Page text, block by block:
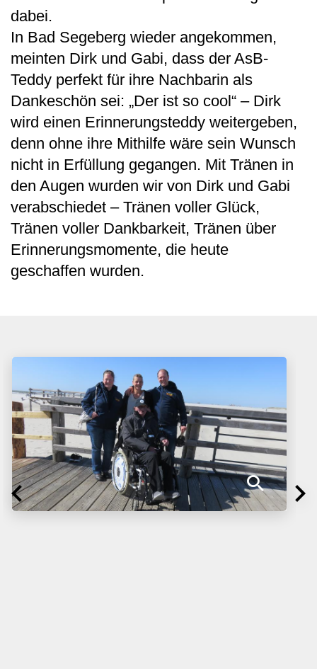
dabei.
In Bad Segeberg wieder angekommen,
meinten Dirk und Gabi, dass der AsB-
Teddy perfekt für ihre Nachbarin als
Dankeschön sei: „Der ist so cool“ – Dirk
wird einen Erinnerungsteddy weitergeben,
denn ohne ihre Mithilfe wäre sein Wunsch
nicht in Erfüllung gegangen. Mit Tränen in
den Augen wurden wir von Dirk und Gabi
verabschiedet – Tränen voller Glück,
Tränen voller Dankbarkeit, Tränen über
Erinnerungsmomente, die heute
geschaffen wurden.